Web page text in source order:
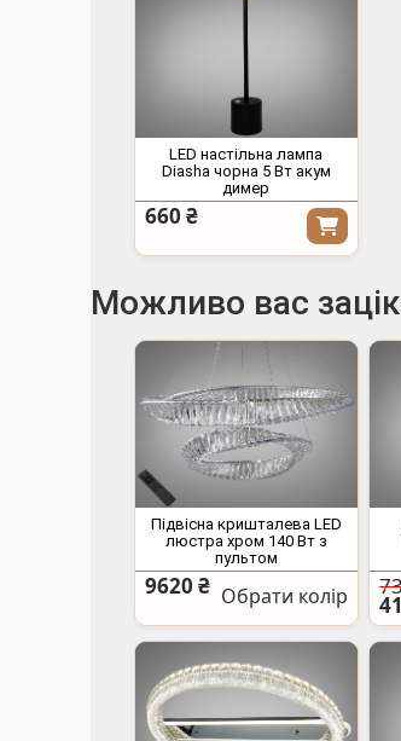
LED настільна лампа
Diasha чорна 5 Вт акум
димер
660 ₴
Можливо вас
Підвісна кришталева LED
люстра хром 140 Вт з
пультом
9620 ₴ Обрати колір